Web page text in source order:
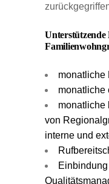
monatliche
monatliche
monatliche
von
interne und